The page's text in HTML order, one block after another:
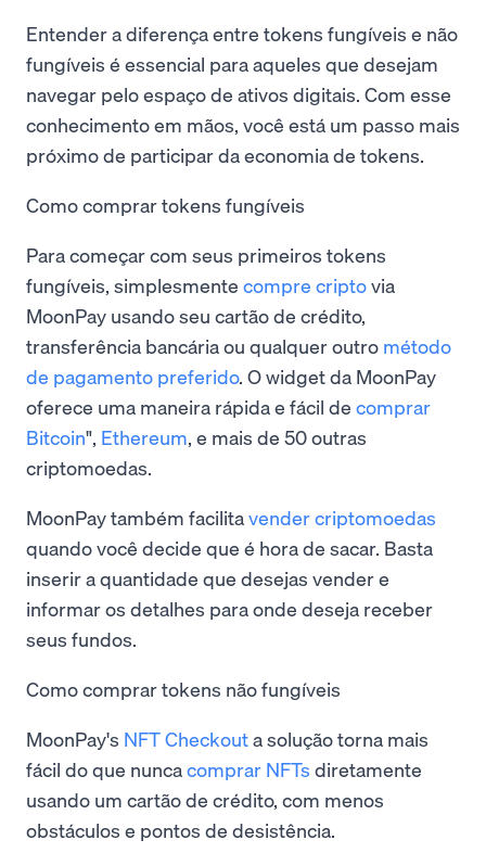
Entender a diferença entre tokens fungíveis e não
fungíveis é essencial para aqueles que desejam
navegar pelo espaço de ativos digitais. Com esse
conhecimento em mãos, você está um passo mais
próximo de participar da economia de tokens.
Como comprar tokens fungíveis
Para começar com seus primeiros tokens
fungíveis, simplesmente compre criptovia
MoonPay usando seu cartão de crédito,
transferência bancária ou qualquer outro método
de pagamento preferido. O widget da MoonPay
oferece uma maneira rápida e fácil de comprar
Bitcoin", Ethereum, e mais de 50 outras
criptomoedas.
MoonPay também facilitavender criptomoedas
quando você decide que é hora de sacar. Basta
inserir a quantidade que desejas vender e
informar os detalhes para onde deseja receber
seus fundos.
Como comprar tokens não fungíveis
MoonPay's NFT Checkouta solução torna mais
fácil do que nuncacomprar NFTs diretamente
usando um cartão de crédito, com menos
obstáculos e pontos de desistência.